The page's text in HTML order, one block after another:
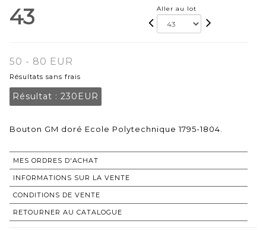
43 Aller au lot
50 - 80 EUR
Résultats sans frais
Résultat : 230EUR
Bouton GM doré Ecole Polytechnique 1795-1804.
MES ORDRES D'ACHAT
INFORMATIONS SUR LA VENTE
CONDITIONS DE VENTE
RETOURNER AU CATALOGUE